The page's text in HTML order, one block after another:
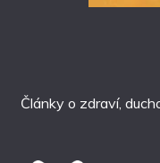
Články o zdraví,